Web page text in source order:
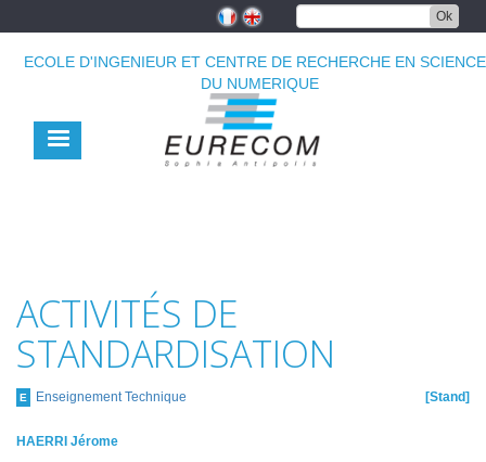
principal
Ok
ECOLE D'INGENIEUR ET CENTRE DE RECHERCHE EN
DU NUMERIQUE
ACTIVITÉS DE
STANDARDISATION
E Enseignement Technique Stand
HAERRI Jérome